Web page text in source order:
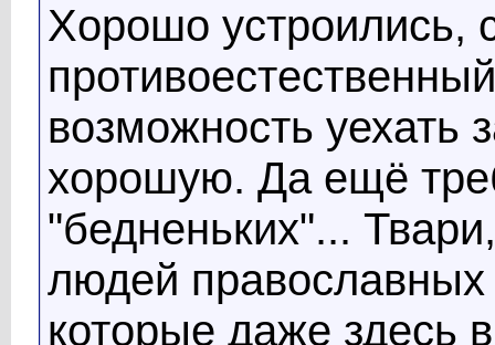
Хорошо устроились,
возможность уехать
хорошую. Да ещё
"бедненьких"...
людей православных
которые даже здесь